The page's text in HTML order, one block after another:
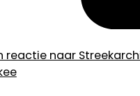
reactie naar